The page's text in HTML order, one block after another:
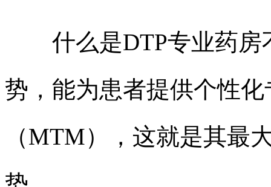
什么是DTP专业药房
势，能为患者提供个性
（MTM），这就是其最